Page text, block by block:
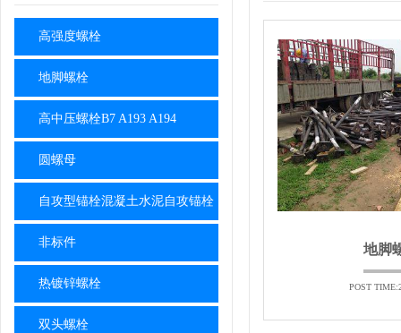
高强度螺栓
地脚螺栓
高中压螺栓B7 A193 A194
圆螺母
自攻型锚栓混凝土水泥自攻锚栓
非标件
热镀锌螺栓
双头螺栓
地脚
POST